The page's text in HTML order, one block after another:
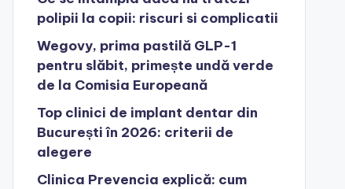
polipii la copii: riscuri si complicatii
Wegovy, prima pastilă GLP-1
pentru slăbit, primește undă verde
de la Comisia Europeană
Top clinici de implant dentar din
București în 2026: criterii de
alegere
Clinica Prevencia explică: cum